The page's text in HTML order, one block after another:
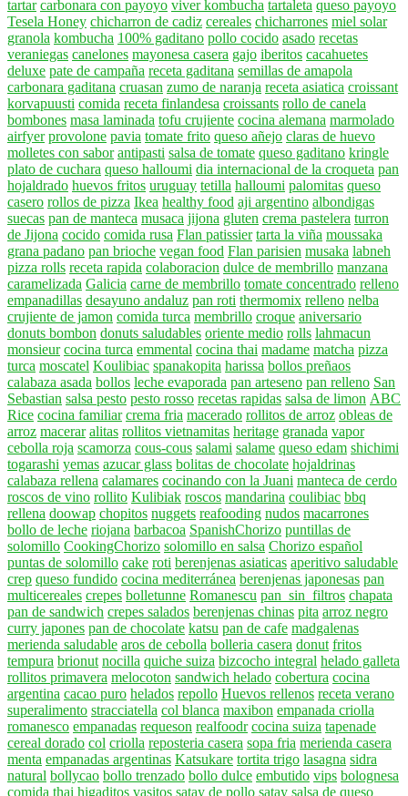
tartar carbonara con payoyo viver kombucha tartaleta queso payoyo
Tesela Honey chicharron de cadiz cereales chicharrones miel solar
granola kombucha 100% gaditano pollo cocido asado recetas
veraniegas canelones mayonesa casera gajo iberitos cacahuetes
deluxe pate de campaña receta gaditana semillas de amapola
carbonara gaditana cruasan zumo de naranja receta asiatica croissant
korvapuusti comida receta finlandesa croissants rollo de canela
bombones masa laminada tofu crujiente cocina alemana marmolado
airfyer provolone pavia tomate frito queso añejo claras de huevo
molletes con sabor antipasti salsa de tomate queso gaditano kringle
plato de cuchara queso halloumi dia internacional de la croqueta pan
hojaldrado huevos fritos uruguay tetilla halloumi palomitas queso
casero rollos de pizza Ikea healthy food aji argentino albondigas
suecas pan de manteca musaca jijona gluten crema pastelera turron
de Jijona cocido comida rusa Flan patissier tarta la viña moussaka
grana padano pan brioche vegan food Flan parisien musaka labneh
pizza rolls receta rapida colaboracion dulce de membrillo manzana
caramelizada Galicia carne de membrillo tomate concentrado relleno
empanadillas desayuno andaluz pan roti thermomix relleno nelba
crujiente de jamon comida turca membrillo croque aniversario
donuts bombon donuts saludables oriente medio rolls lahmacun
monsieur cocina turca emmental cocina thai madame matcha pizza
turca moscatel Koulibiac spanakopita harissa bollos preñaos
calabaza asada bollos leche evaporada pan arteseno pan relleno San
Sebastian salsa pesto pesto rosso recetas rapidas salsa de limon ABC
Rice cocina familiar crema fria macerado rollitos de arroz obleas de
arroz macerar alitas rollitos vietnamitas heritage granada vapor
cebolla roja scamorza cous-cous salami salame queso edam shichimi
togarashi yemas azucar glass bolitas de chocolate hojaldrinas
calabaza rellena calamares cocinando con la Juani manteca de cerdo
roscos de vino rollito Kulibiak roscos mandarina coulibiac bbq
rellena doowap chopitos nuggets reafooding nudos macarrones
bollo de leche riojana barbacoa SpanishChorizo puntillas de
solomillo CookingChorizo solomillo en salsa Chorizo español
puntas de solomillo cake roti berenjenas asiaticas aperitivo saludable
crep queso fundido cocina mediterránea berenjenas japonesas pan
multicereales crepes bolletunne Romanescu pan_sin_filtros chapata
pan de sandwich crepes salados berenjenas chinas pita arroz negro
curry japones pan de chocolate katsu pan de cafe madgalenas
merienda saludable aros de cebolla bolleria casera donut fritos
tempura brionut nocilla quiche suiza bizcocho integral helado galleta
rollitos primavera melocoton sandwich helado cobertura cocina
argentina cacao puro helados repollo Huevos rellenos receta verano
superalimento stracciatella col blanca maxibon empanada criolla
romanesco empanadas requeson realfoodr cocina suiza tapenade
cereal dorado col criolla reposteria casera sopa fria merienda casera
menta empanadas argentinas Katsukare tortita trigo lasagna sidra
natural bollycao bollo trenzado bollo dulce embutido vips bolognesa
comida thai higaditos vasitos satay de pollo satay salsa de queso